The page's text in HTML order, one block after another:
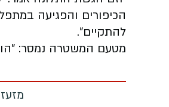
הכיפורים והפגיעה
להתקיים״.
מטעם המשטרה נמסר: